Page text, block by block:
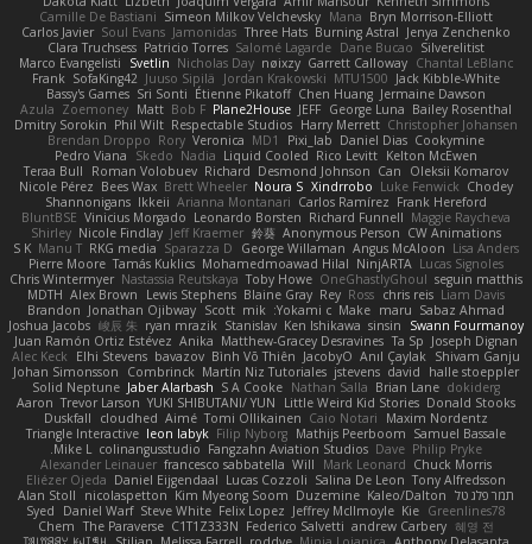
Bryn Morrison-Elliott
Mana
Simeon Milkov Velchevsky
Camille De Bastiani
Jenya Zenchenko
Burning Astral
Three Hats
Jamonidas
Soul Evans
Carlos Javier
Silverelitist
Dane Bucao
Salomé Lagarde
Patricio Torres
Clara Truchsess
Chantal LeBlanc
Garrett Calloway
nøixzy
Nicholas Day
Svetlin
Marco Evangelisti
Jack Kibble-White
MTU1500
Jordan Krakowski
Juuso Sipilä
SofaKing42
Frank
Jermaine Dawson
Chen Huang
Étienne Pikatoff
Sri Sonti
Bassy's Games
Bailey Rosenthal
George Luna
JEFF
Plane2House
Bob F
Matt
Zoemoney
Azula
Christopher Johansen
Harry Merrett
Respectable Studios
Phil Wilt
Dmitry Sorokin
Cookymine
Daniel Dias
Pixi_lab
MD1
Veronica
Rory
Brendan Droppo
Kelton McEwen
Rico Levitt
Liquid Cooled
Nadia
Skedo
Pedro Viana
Oleksii Komarov
Can
Desmond Johnson
Richard
Roman Volobuev
Teraa Bull
Chodey
Luke Fenwick
Xindrrobo
Noura S
Brett Wheeler
Bees Wax
Nicole Pérez
Frank Hereford
Carlos Ramírez
Arianna Montanari
Ikkeii
Shannonigans
Maggie Raycheva
Richard Funnell
Leonardo Borsten
Vinicius Morgado
BluntBSE
CW Animations
Anonymous Person
鈴葵
Jeff Kraemer
Nicole Findlay
Shirley
Lisa Anders
Angus McAloon
George Willaman
Sparazza D
RKG media
Manu T
S K
Lucas Signoles
NinjARTA
Mohamedmoawad Hilal
Tamás Kuklics
Pierre Moore
seguin matthis
OneGhastlyGhoul
Toby Howe
Nastassia Reutskaya
Chris Wintermyer
Liam Davis
chris reis
Ross
Rey
Blaine Gray
Lewis Stephens
Alex Brown
MDTH
Sabaz Ahmad
maru
Make
Yokami c:
mik
Scott
Jonathan Ojibway
Brandon
Swann Fourmanoy
sinsin
Ken Ishikawa
Stanislav
ryan mrazik
峻辰 朱
Joshua Jacobs
Joseph Dignan
Ta Sp
Matthew-Gracey Desravines
Anika
Juan Ramón Ortiz Estévez
Shivam Ganju
Anıl Çaylak
JacobyO
Bình Võ Thiên
bavazov
Elhi Stevens
Alec Keck
halle stoeppler
david
jstevens
Martín Niz Tutoriales
Combrinck
Johan Simonsson
dokiderg
Brian Lane
Nathan Salla
S A Cooke
Jaber Alarbash
Solid Neptune
Donald Stooks
Little Weird Kid Stories
YUKI SHIBUTANI/ YUN
Trevor Larson
Aaron
Maxim Nordentz
Caio Notari
Tomi Ollikainen
Aimé
cloudhed
Duskfall
Samuel Bassale
Mathijs Peerboom
Filip Nyborg
leon labyk
Triangle Interactive
Philip Pryke
Dave
Fangzahn Aviation Studios
colinangusstudio
Mike L.
Chuck Morris
Mark Leonard
Will
francesco sabbatella
Alexander Leinauer
Tony Alfredsson
Salina De Leon
Lucas Cozzoli
Daniel Eijgendaal
Eliézer Ojeda
תמר פלג טל Kaleo/Dalton
Duzemine
Kim Myeong Soom
nicolaspetton
Alan Stoll
Greenlines78
Kie
Jeffrey McIlmoyle
Felix Lopez
Steve White
Daniel Warf
Syed
혜영 전
andrew Carbery
Federico Salvetti
C1T1Z333N
The Paraverse
Chem